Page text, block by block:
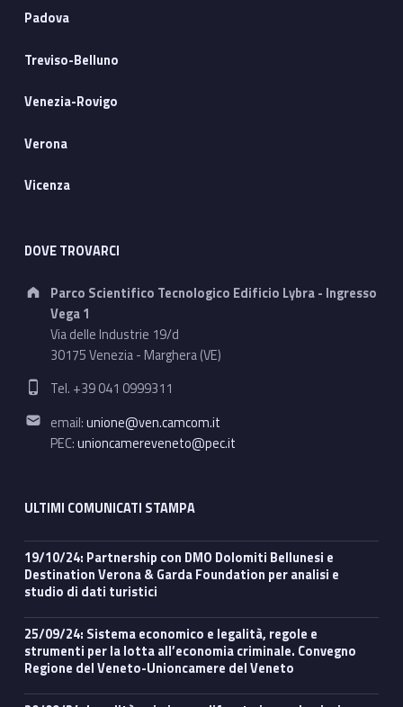
Padova
Treviso-Belluno
Venezia-Rovigo
Verona
Vicenza
DOVE TROVARCI
Address:
Parco Scientifico Tecnologico Edificio Lybra - Ingresso
Vega 1
Via delle Industrie 19/d
30175 Venezia - Marghera (VE)
Phone number:
Tel. +39 041 0999311
Email address:
email:unione@ven.camcom.it
PEC:unioncamereveneto@pec.it
ULTIMI COMUNICATI STAMPA
19/10/24: Partnership con DMO Dolomiti Bellunesi e
Destination Verona & Garda Foundation per analisi e
studio di dati turistici
25/09/24: Sistema economico e legalità, regole e
strumenti per la lotta all’economia criminale. Convegno
Regione del Veneto-Unioncamere del Veneto